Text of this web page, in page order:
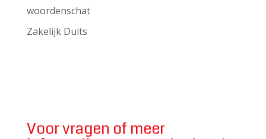
woordenschat
Zakelijk Duits
Voor vragen of meer